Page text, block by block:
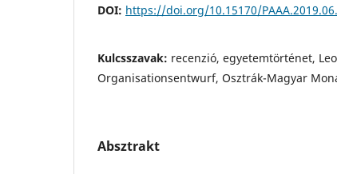
DOI: https://doi.org/10.15170/
Kulcsszavak: recenzió, egyetemtörténet,
Organisationsentwurf, Osztrák-Magyar
Absztrakt